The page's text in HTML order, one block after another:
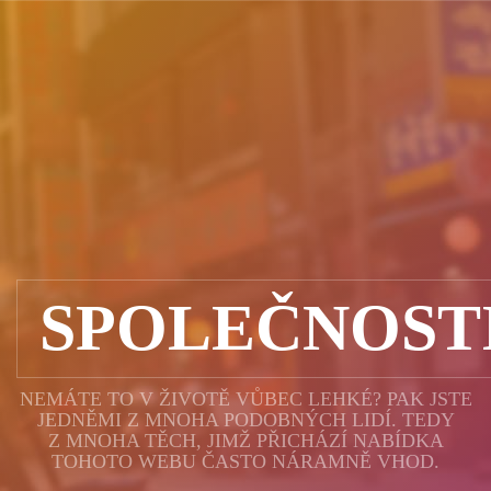
NEMÁTE TO V ŽIVOTĚ VŮBEC LEHKÉ? PAK JSTE
JEDNĚMI Z MNOHA PODOBNÝCH LIDÍ. TEDY
Z MNOHA TĚCH, JIMŽ PŘICHÁZÍ NABÍDKA
TOHOTO WEBU ČASTO NÁRAMNĚ VHOD.